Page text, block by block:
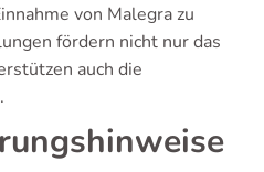
von Malegra zu
fördern nicht nur das
auch die